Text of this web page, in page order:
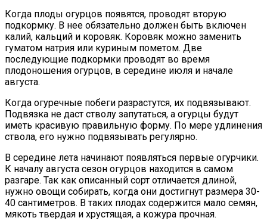
Когда плоды огурцов появятся, проводят вторую
подкормку. В нее обязательно должен быть включен
калий, кальций и коровяк. Коровяк можно заменить
гуматом натрия или куриным пометом. Две
последующие подкормки проводят во время
плодоношения огурцов, в середине июля и начале
августа.
Когда огуречные побеги разрастутся, их подвязывают.
Подвязка не даст стволу запутаться, а огурцы будут
иметь красивую правильную форму. По мере удлинения
ствола, его нужно подвязывать регулярно.
В середине лета начинают появляться первые огурчики.
К началу августа сезон огурцов находится в самом
разгаре. Так как описанный сорт отличается длиной,
нужно овощи собирать, когда они достигнут размера 30-
40 сантиметров. В таких плодах содержится мало семян,
мякоть твердая и хрустящая, а кожура прочная.